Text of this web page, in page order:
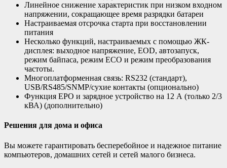
Линейное снижение характеристик при низком входном
напряжении, сокращающее время разрядки батареи
Настраиваемая отсрочка старта при восстановлении
питания
Несколько функций, настраиваемых с помощью ЖК-
дисплея: выходное напряжение, EOD, автозапуск,
режим байпаса, режим ECO и режим преобразования
частоты.
Многоплатформенная связь: RS232 (стандарт),
USB/RS485/SNMP/сухие контакты (опционально)
Функция EPO и зарядное устройство на 12 А (только 2/3
кВА) (дополнительно)
Решения для дома и офиса
Вы можете гарантировать бесперебойное и надежное питание
компьютеров, домашних сетей и сетей малого бизнеса.